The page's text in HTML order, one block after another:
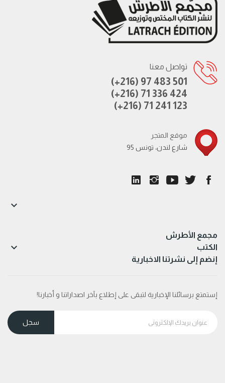
تواصل معنا
(+216) 97 483 501
(+216) 71 336 424
(+216) 71 241 123
موقع المتجر
95 شارع لندن، تونس
مجمع الأطرش

الكتب 
إنضم إلى نشرتنا الاخبارية
إستمتع برسائلنا الإخبارية لتبقى على إطلاع بآخر اصداراتنا و أخبارنا!